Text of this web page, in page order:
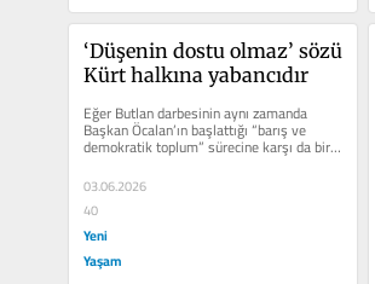
‘Düşenin dostu olmaz’ sözü
Kürt halkına yabancıdır
Eğer Butlan darbesinin aynı zamanda
Başkan Öcalan’ın başlattığı “barış ve
demokratik toplum” sürecine karşı da bir
darbe olduğunu...
03.06.2026
40
Yeni
Yaşam